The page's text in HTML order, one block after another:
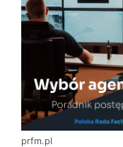
prfm.pl